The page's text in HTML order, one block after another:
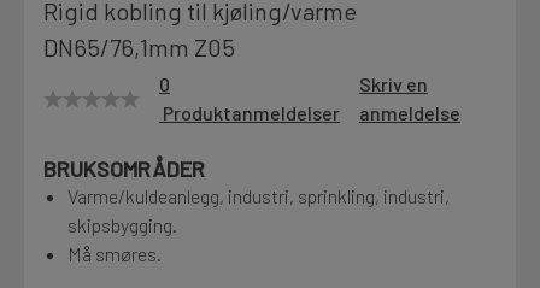
Motek
Kontakt og åpningstider
Kontakt
Rigid kobling til kjøling/varme
DN65/76,1mm Z05
0
Produktanmeldelser
Skriv en
anmeldelse
BRUKSOMRÅDER
Varme/kuldeanlegg, industri, sprinkling, industri,
skipsbygging.
Må smøres.